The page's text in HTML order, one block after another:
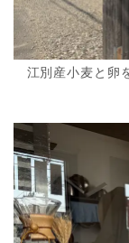
江別産小麦と卵